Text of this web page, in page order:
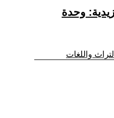
وحدة
واللغات